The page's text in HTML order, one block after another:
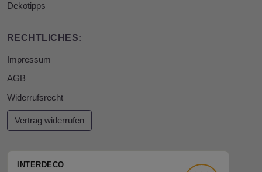
Dekotipps
RECHTLICHES:
Impressum
AGB
Widerrufsrecht
Vertrag widerrufen
INTERDECO